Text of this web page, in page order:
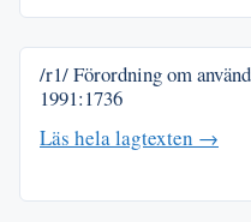
/r1/ Förordning om
1991:1736
Läs hela lagtexten →